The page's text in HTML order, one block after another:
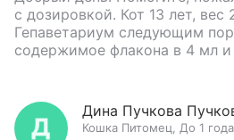
с дозировкой. Кот 13 лет, вес
Гепаветариум следующим
содержимое флакона в 4 мл
Дина Пучкова
Кошка Питомец До 1 года